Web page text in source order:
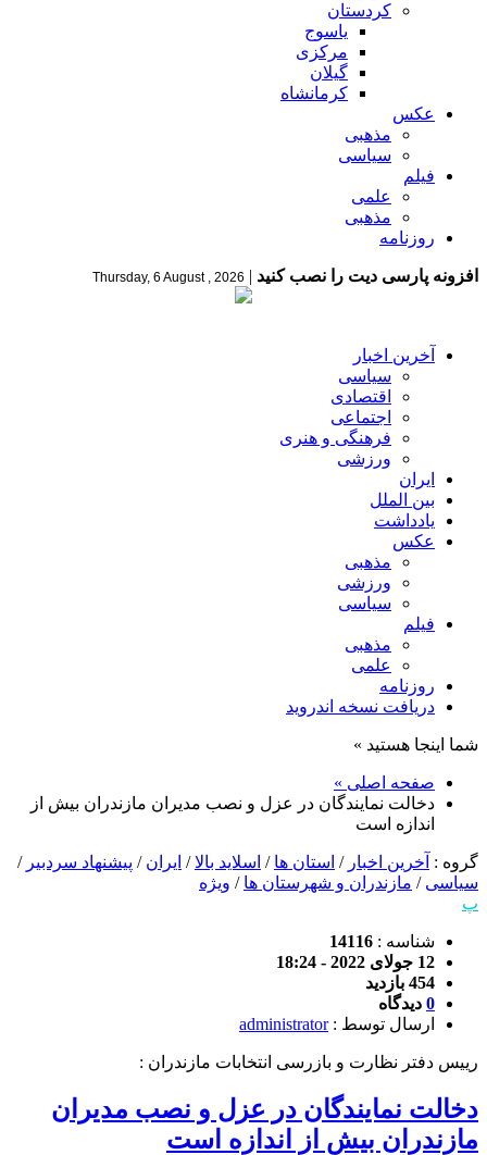
کردستان
یاسوج
مرکزی
گیلان
کرمانشاه
عکس
مذهبی
سیاسی
فیلم
علمی
مذهبی
روزنامه
افزونه پارسی دیت را نصب کنید |
Thursday, 6 August , 2026
آخرین اخبار
سیاسی
اقتصادی
اجتماعی
فرهنگی و هنری
ورزشی
ایران
بین الملل
یادداشت
عکس
مذهبی
ورزشی
سیاسی
فیلم
مذهبی
علمی
روزنامه
دریافت نسخه اندروید
شما اینجا هستید »
صفحه اصلی »
دخالت نمایندگان در عزل و نصب مدیران مازندران بیش از
اندازه است
گروه : آخرین اخبار / استان ها / اسلاید بالا/ ایران / پیشنهاد سردبیر /
سیاسی / مازندران و شهرستان ها / ویژه
پ
شناسه : 14116
12 جولای 2022 - 18:24
454 بازدید
0 دیدگاه
ارسال توسط :administrator
رییس دفتر نظارت و بازرسی انتخابات مازندران :
دخالت نمایندگان در عزل و نصب مدیران
مازندران بیش از اندازه است